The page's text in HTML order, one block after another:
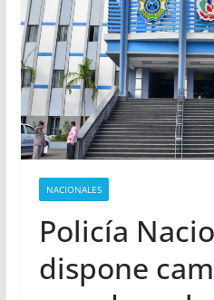
NACIONALES
Policía
dispone